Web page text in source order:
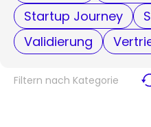
Startup Journey
Validierung
Filtern nach Kategorie